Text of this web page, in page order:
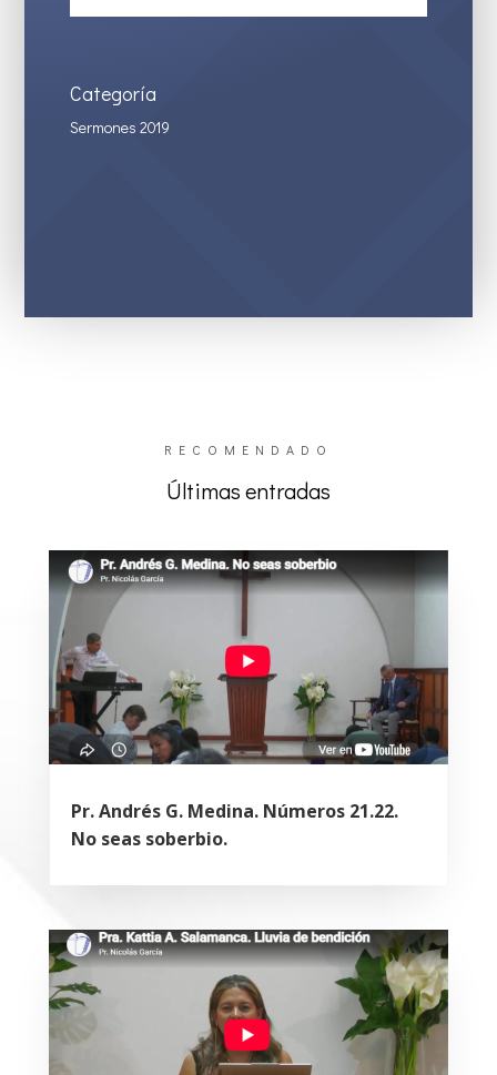
Categoría
Sermones 2019
RECOMENDADO
Últimas entradas
Pr. Andrés G. Medina. Números 21.22.
No seas soberbio.